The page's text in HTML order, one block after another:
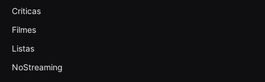
Criticas
Filmes
Listas
NoStreaming